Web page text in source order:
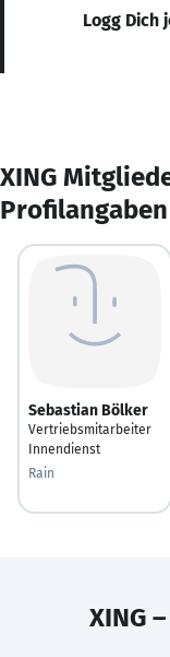
Logg Dich
XING
Profilangaben
Sebastian Bölker
Vertriebsmitarbeiter
Innendienst
Rain
XING